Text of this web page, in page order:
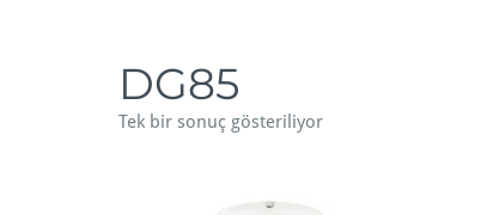
DG85
Tek bir sonuç gösteriliyor